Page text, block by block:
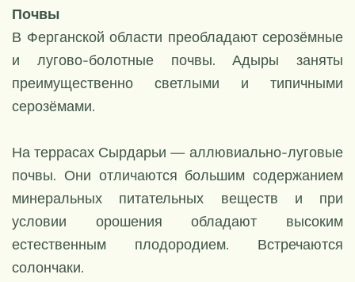
Почвы
В Ферганской области преобладают серозёмные
и лугово-болотные почвы. Адыры заняты
преимущественно светлыми и типичными
серозёмами.
На террасах Сырдарьи — аллювиально-луговые
почвы. Они отличаются большим содержанием
минеральных питательных веществ и при
условии орошения обладают высоким
естественным плодородием. Встречаются
солончаки.